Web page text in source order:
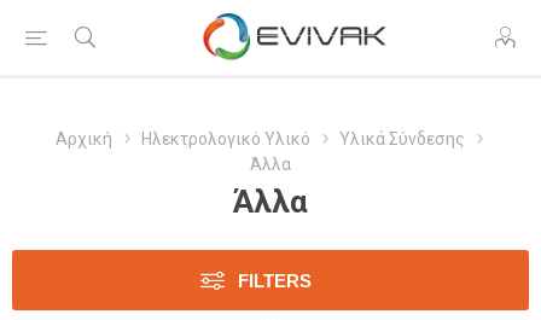
Αρχική Ηλεκτρολογικό Υλικό
Υλικά Σύνδεσης
Άλλα
Άλλα
FILTERS